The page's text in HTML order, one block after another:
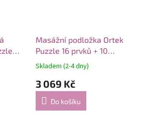
Masážní podložka Ortek
Puzzle 16 prvků + 10
trojúhelníků
Skladem (2-4 dny)
3 069 Kč
Do košíku